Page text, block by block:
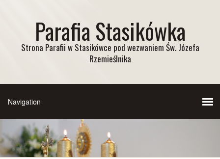
Parafia Stasikówka
Strona Parafii w Stasikówce pod wezwaniem Św. Józefa
Rzemieślnika